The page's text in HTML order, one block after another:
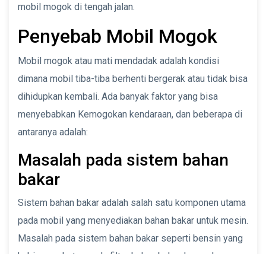
mobil mogok di tengah jalan.
Penyebab Mobil Mogok
Mobil mogok atau mati mendadak adalah kondisi
dimana mobil tiba-tiba berhenti bergerak atau tidak bisa
dihidupkan kembali. Ada banyak faktor yang bisa
menyebabkan Kemogokan kendaraan, dan beberapa di
antaranya adalah:
Masalah pada sistem bahan
bakar
Sistem bahan bakar adalah salah satu komponen utama
pada mobil yang menyediakan bahan bakar untuk mesin.
Masalah pada sistem bahan bakar seperti bensin yang